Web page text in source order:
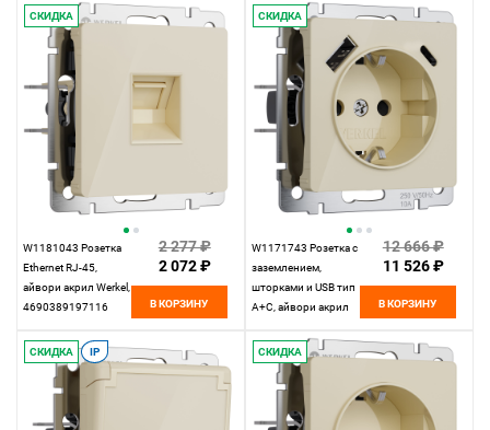
4690389197222
СКИДКА
W1181043 Розетка
Ethernet RJ-45,
айвори акрил Werkel,
4690389197116
2 277 ₽
2 072 ₽
В КОРЗИНУ
СКИДКА
W1171743 Розетка с
заземлением,
шторками и USB тип
A+C, айвори акрил
4690389197833
12 666 ₽
11 526 ₽
В КОРЗИНУ
СКИДКА IP СКИДКА